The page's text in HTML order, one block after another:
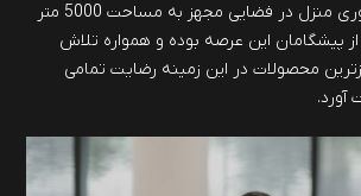
کامل مبلمان ناهار خوری منزل در فضایی مجهز به مساحت 5000 متر
پیشگامان این عرصه بوده و همواره تلاش
محصولات در این زمینه رضایت تمامی
آورد.